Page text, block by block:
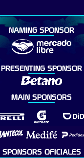
NAMING SPONSOR
PRESENTING SPONSOR
MAIN SPONSORS
SPONSORS OFICIALES